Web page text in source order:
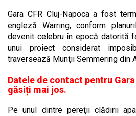
Gara CFR Cluj-Napoca a fost
engleză Warring, conform
devenit celebru în epocă datorită
unui proiect considerat
traversează Munţii Semmering din
Datele de contact pentru
găsiți mai jos.
Pe unul dintre pereţii clădirii